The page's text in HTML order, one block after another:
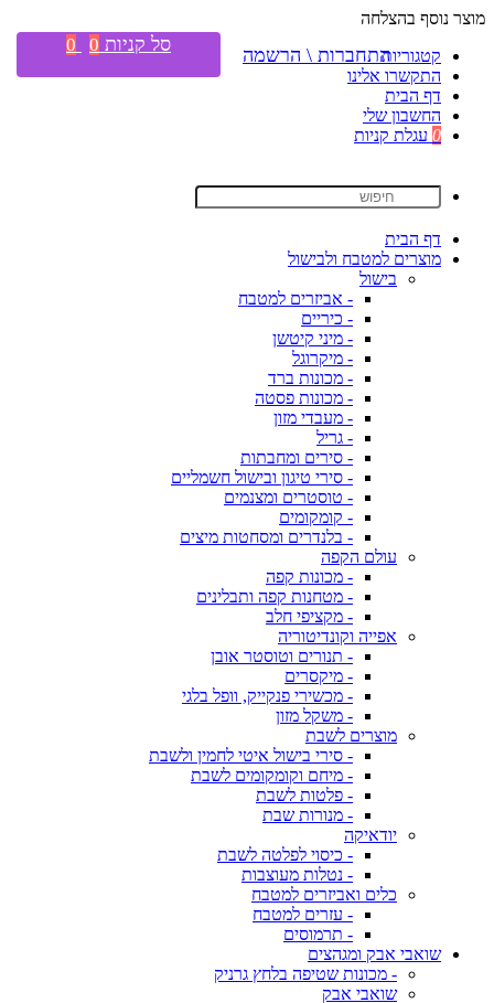
מוצר נוסף בהצלחה
קטגוריות
התקשרו אלינו
דף הבית
החשבון שלי
0 עגלת קניות
דף הבית
מוצרים למטבח ולבישול
בישול
- אביזרים למטבח
- כיריים
- מיני קיטשן
- מיקרוגל
- מכונות ברד
- מכונות פסטה
- מעבדי מזון
- גריל
- סירים ומחבתות
- סירי טיגון ובישול חשמליים
- טוסטרים ומצנמים
- קומקומים
- בלנדרים ומסחטות מיצים
עולם הקפה
- מכונות קפה
- מטחנות קפה ותבלינים
- מקציפי חלב
אפייה וקונדיטוריה
- תנורים וטוסטר אובן
- מיקסרים
- מכשירי פנקייק, וופל בלגי
- משקל מזון
מוצרים לשבת
- סירי בישול איטי לחמין ולשבת
- מיחם וקומקומים לשבת
- פלטות לשבת
- מנורות שבת
יודאיקה
- כיסוי לפלטה לשבת
- נטלות מעוצבות
כלים ואביזרים למטבח
- עזרים למטבח
- תרמוסים
שואבי אבק ומגהצים
- מכונות שטיפה בלחץ גרניק
שואבי אבק
התחברות \ הרשמה סל קניות 0
0